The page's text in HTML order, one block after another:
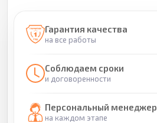
Гарантия качества
на все работы
Соблюдаем сроки
и договоренности
Персональный менеджер
на каждом этапе